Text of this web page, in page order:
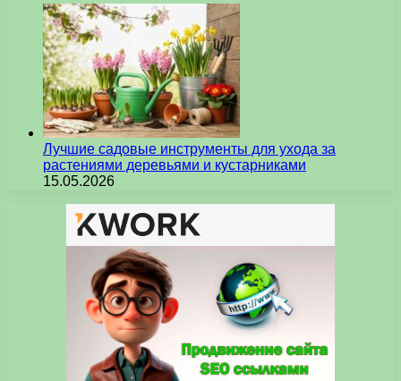
Лучшие садовые инструменты для ухода за
растениями деревьями и кустарниками
15.05.2026